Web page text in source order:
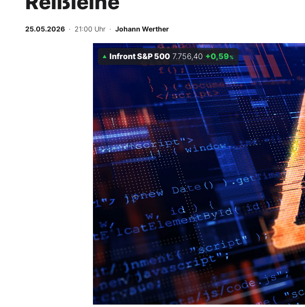
Abo & Shop
BO-Musterdepots
Experten
Mein Konto
Folgen Sie uns
Kontakt
25.05.2026 · 21:00 Uhr · Johann Werther
Infront S&P 500 7.756,40 +0,59%